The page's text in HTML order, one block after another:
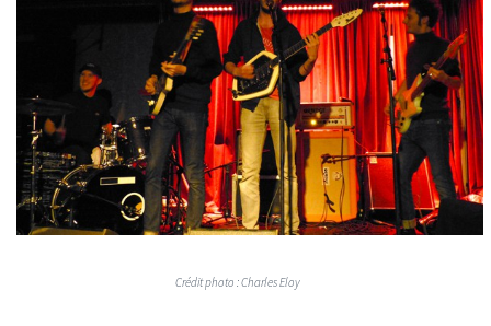
Crédit photo : Charles Eloy